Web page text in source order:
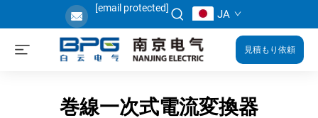
[email protected] JA
見積もり依頼
巻線一次式電流変換器